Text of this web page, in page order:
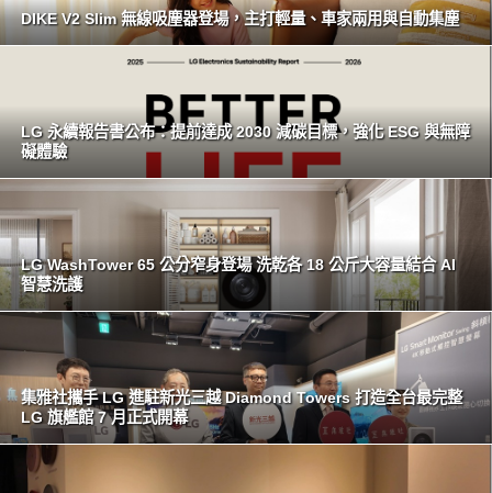
DIKE V2 Slim 無線吸塵器登場，主打輕量、車家兩用與自動集塵
LG 永續報告書公布：提前達成 2030 減碳目標，強化 ESG 與無障
礙體驗
LG WashTower 65 公分窄身登場 洗乾各 18 公斤大容量結合 AI
智慧洗護
集雅社攜手 LG 進駐新光三越 Diamond Towers 打造全台最完整
LG 旗艦館 7 月正式開幕